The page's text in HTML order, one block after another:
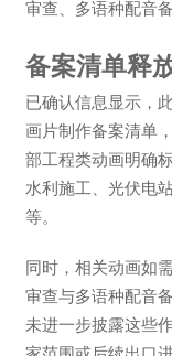
审查、多语种配音
备案清单释
已确认信息显示，
画片制作备案清单
部工程类动画明确
水利施工、光伏电
等。
同时，相关动画如
审查与多语种配音
未进一步披露这些